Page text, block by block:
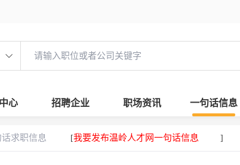
心 招聘企业 职场资讯 一句话信息
求职信息 [我要发布温岭人才网一句话信息 ]